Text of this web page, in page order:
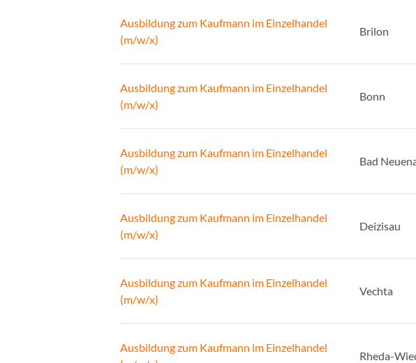
Ausbildung zum Kaufmann im Einzelhandel
(m/w/x)
Brilon
Ausbildung zum Kaufmann im Einzelhandel
(m/w/x)
Bonn
Ausbildung zum Kaufmann im Einzelhandel
(m/w/x)
Bad
Ausbildung zum Kaufmann im Einzelhandel
(m/w/x)
Deizisau
Ausbildung zum Kaufmann im Einzelhandel
(m/w/x)
Vechta
Ausbildung zum Kaufmann im Einzelhandel
Rheda-